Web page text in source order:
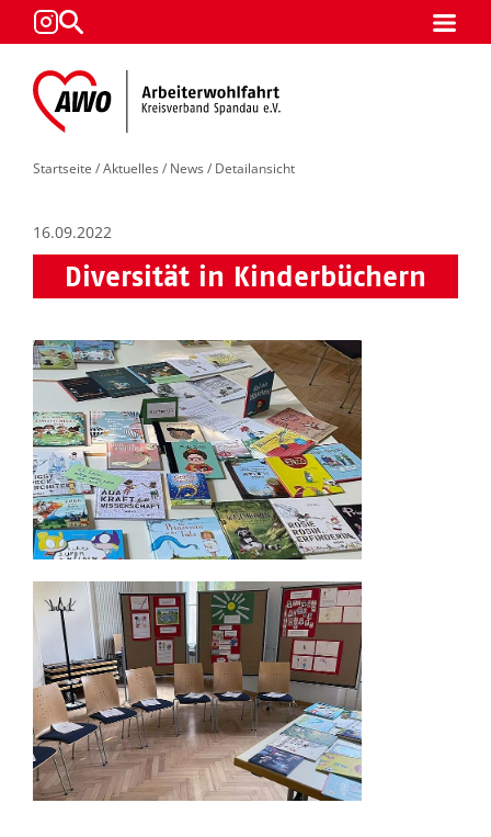
Startseite /Aktuelles / News / Detailansicht
16.09.2022
Diversität in Kinderbüchern